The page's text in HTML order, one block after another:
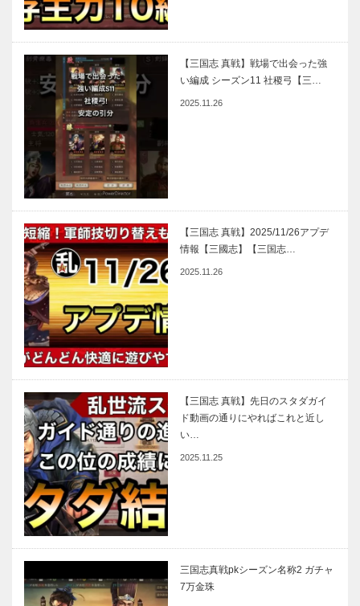
【三国志 真戦】戦場で出会った強
い編成 シーズン11 社稷弓【三…
2025.11.26
【三国志 真戦】2025/11/26アプデ
情報【三國志】【三国志…
2025.11.26
【三国志 真戦】先日のスタダガイ
ド動画の通りにやればこれと近し
い…
2025.11.25
三国志真戦pkシーズン名称2 ガチャ
7万金珠